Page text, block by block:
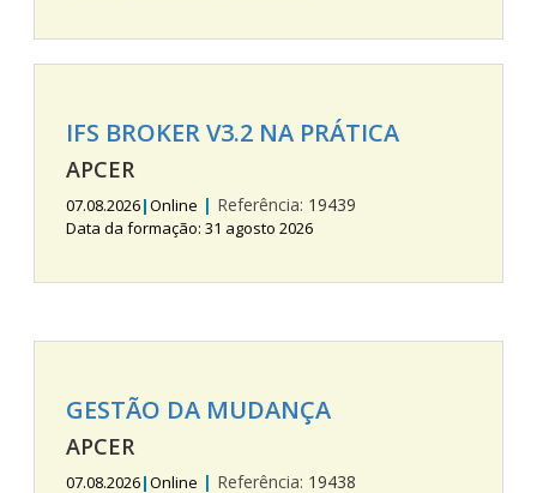
IFS BROKER V3.2 NA PRÁTICA
APCER
07.08.2026|Online | Referência: 19439
Data da formação: 31 agosto 2026
GESTÃO DA MUDANÇA
APCER
07.08.2026|Online | Referência: 19438